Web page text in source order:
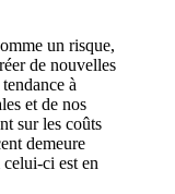
un risque,
de nouvelles
à
et de nos
sur les coûts
demeure
ci est en